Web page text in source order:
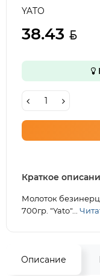
YATO
38.43
Краткое
Молоток
700гр. "Yato"...
Описание